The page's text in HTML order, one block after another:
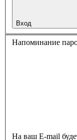
Вход
Напоминание
На ваш E-mail